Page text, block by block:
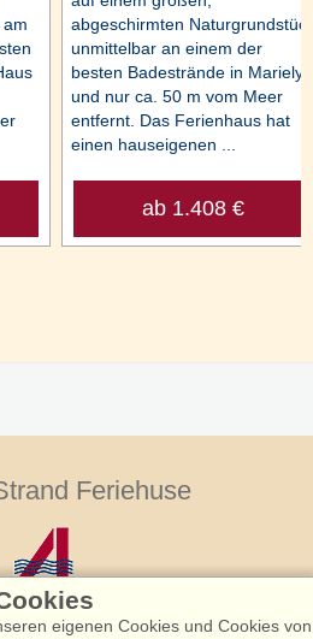
abgeschirmten
unmittelbar an einem der
besten Badestrände in
und nur ca. 50 m vom Meer
entfernt. Das Ferienhaus hat
einen hauseigenen ...
ab 1.408 €
Feriehuse
eigenen Cookies und Cookies von